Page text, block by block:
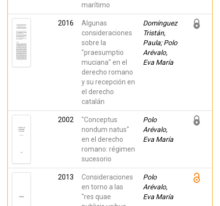
marítimo
2016
Algunas
consideraciones
sobre la
"praesumptio
muciana" en el
derecho romano
y su recepción en
el derecho
catalán
Domínguez
Tristán,
Paula; Polo
Arévalo,
Eva María
2002
"Conceptus
nondum natus"
en el derecho
romano: régimen
sucesorio
Polo
Arévalo,
Eva María
2013
Consideraciones
en torno a las
"res quae
Polo
Arévalo,
Eva María